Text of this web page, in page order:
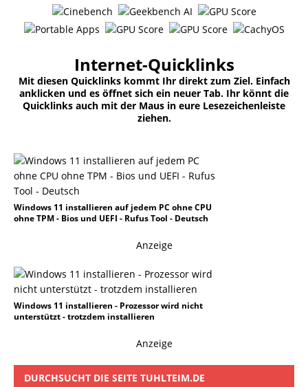
Internet-Quicklinks
Mit diesen Quicklinks kommt Ihr direkt zum Ziel. Einfach
anklicken und es öffnet sich ein neuer Tab. Ihr könnt die
Quicklinks auch mit der Maus in eure Lesezeichenleiste
ziehen.
Windows 11 installieren auf jedem PC ohne CPU
ohne TPM - Bios und UEFI - Rufus Tool - Deutsch
Anzeige
Windows 11 installieren - Prozessor wird nicht
unterstützt - trotzdem installieren
Anzeige
DURCHSUCHT DIE SEITE TUHLTEIM.DE